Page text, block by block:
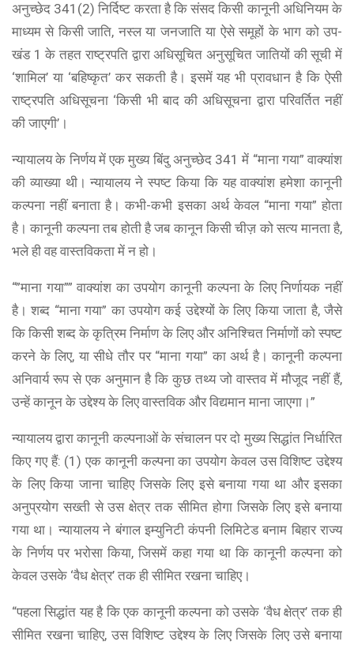
अनुच्छेद 341(2) निर्दिष्ट करता है कि संसद किसी कानूनी अधिनियम के
माध्यम से किसी जाति, नस्ल या जनजाति या ऐसे समूहों के भाग को उप-
खंड 1 के तहत राष्ट्रपति द्वारा अधिसूचित अनुसूचित जातियों की सूची में
‘शामिल’ या ‘बहिष्कृत’ कर सकती है। इसमें यह भी प्रावधान है कि ऐसी
राष्ट्रपति अधिसूचना ‘किसी भी बाद की अधिसूचना द्वारा परिवर्तित नहीं
की जाएगी’।
न्यायालय के निर्णय में एक मुख्य बिंदु अनुच्छेद 341 में “माना गया” वाक्यांश
की व्याख्या थी। न्यायालय ने स्पष्ट किया कि यह वाक्यांश हमेशा कानूनी
कल्पना नहीं बनाता है। कभी-कभी इसका अर्थ केवल “माना गया” होता
है। कानूनी कल्पना तब होती है जब कानून किसी चीज़ को सत्य मानता है,
भले ही वह वास्तविकता में न हो।
“”माना गया”” वाक्यांश का उपयोग कानूनी कल्पना के लिए निर्णायक नहीं
है। शब्द “माना गया” का उपयोग कई उद्देश्यों के लिए किया जाता है, जैसे
कि किसी शब्द के कृत्रिम निर्माण के लिए और अनिश्चित निर्माणों को स्पष्ट
करने के लिए, या सीधे तौर पर “माना गया” का अर्थ है। कानूनी कल्पना
अनिवार्य रूप से एक अनुमान है कि कुछ तथ्य जो वास्तव में मौजूद नहीं हैं,
उन्हें कानून के उद्देश्य के लिए वास्तविक और विद्यमान माना जाएगा।”
न्यायालय द्वारा कानूनी कल्पनाओं के संचालन पर दो मुख्य सिद्धांत निर्धारित
किए गए हैं: (1) एक कानूनी कल्पना का उपयोग केवल उस विशिष्ट उद्देश्य
के लिए किया जाना चाहिए जिसके लिए इसे बनाया गया था और इसका
अनुप्रयोग सख्ती से उस क्षेत्र तक सीमित होगा जिसके लिए इसे बनाया
गया था। न्यायालय ने बंगाल इम्युनिटी कंपनी लिमिटेड बनाम बिहार राज्य
के निर्णय पर भरोसा किया, जिसमें कहा गया था कि कानूनी कल्पना को
केवल उसके ‘वैध क्षेत्र’ तक ही सीमित रखना चाहिए।
“पहला सिद्धांत यह है कि एक कानूनी कल्पना को उसके ‘वैध क्षेत्र’ तक ही
सीमित रखना चाहिए, उस विशिष्ट उद्देश्य के लिए जिसके लिए उसे बनाया